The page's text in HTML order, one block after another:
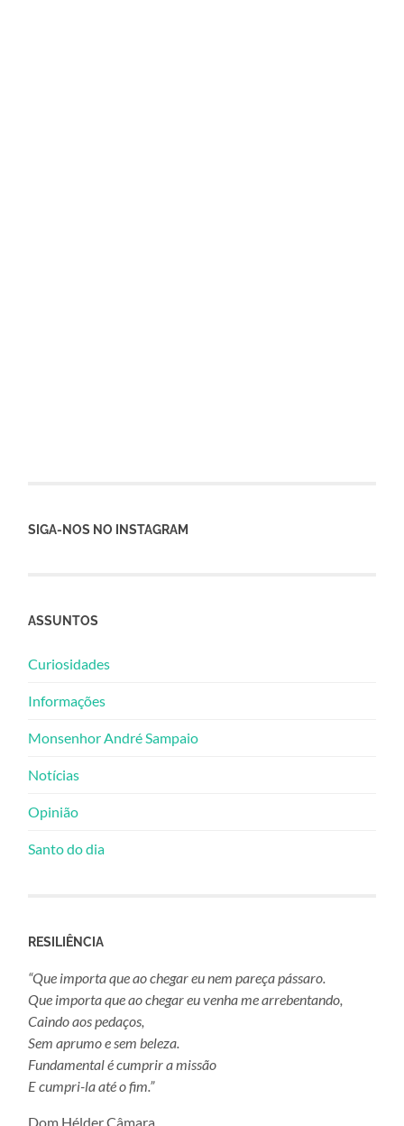
SIGA-NOS NO INSTAGRAM
ASSUNTOS
Curiosidades
Informações
Monsenhor André Sampaio
Notícias
Opinião
Santo do dia
RESILIÊNCIA
“Que importa que ao chegar eu nem pareça pássaro.
Que importa que ao chegar eu venha me arrebentando,
Caindo aos pedaços,
Sem aprumo e sem beleza.
Fundamental é cumprir a missão
E cumpri-la até o fim.”
Dom Hélder Câmara